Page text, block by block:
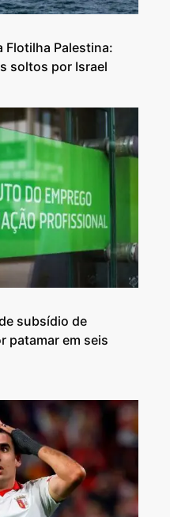
Flotilha Palestina:
soltos por Israel
subsídio de
patamar em seis